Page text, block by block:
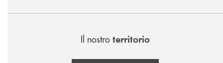
Il nostro territorio